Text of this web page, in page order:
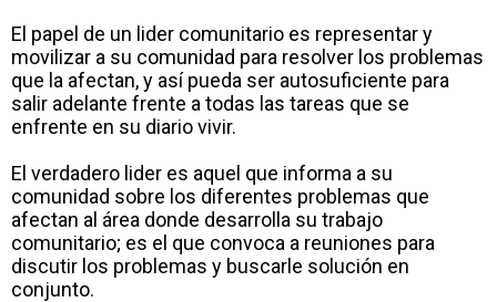
El papel de un lider comunitario es representar y
movilizar a su comunidad para resolver los problemas
que la afectan, y así pueda ser autosuficiente para
salir adelante frente a todas las tareas que se
enfrente en su diario vivir.
El verdadero lider es aquel que informa a su
comunidad sobre los diferentes problemas que
afectan al área donde desarrolla su trabajo
comunitario; es el que convoca a reuniones para
discutir los problemas y buscarle solución en
conjunto.